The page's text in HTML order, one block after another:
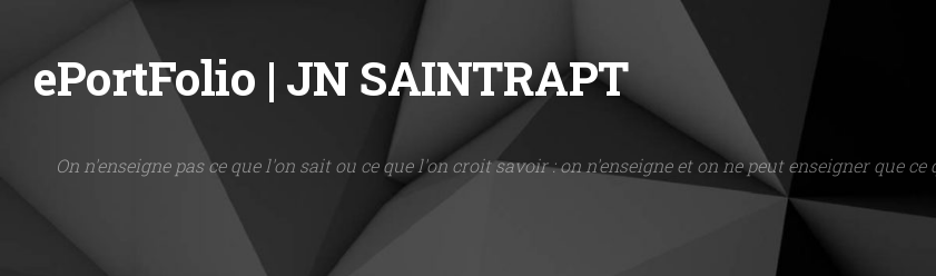
Skip to content
ePortFolio | JN SAINTRAPT
On n'enseigne pas ce que l'on sait ou ce que l'on croit savoir : on n'enseigne et on ne peut enseigner que ce